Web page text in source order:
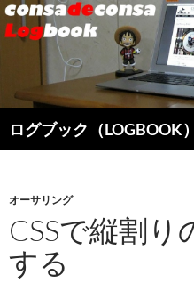
ログブック（LOGBOOK）
索
ン
ツ
へ
ス
キ
オーサリング
CSSで縦割
する